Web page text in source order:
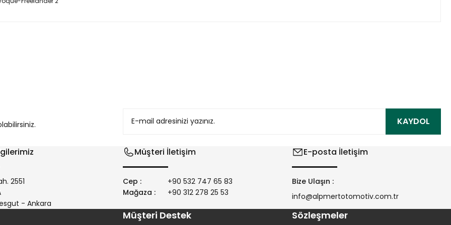
KAYDOL
2551
- Ankara
Müşteri İletişim
Cep :
+90 532 747 65 83
Mağaza :
+90 312 278 25 53
E-posta İletişim
Bize Ulaşın :
info@alpmertotomotiv.com.tr
Müşteri Destek Sözleşmeler